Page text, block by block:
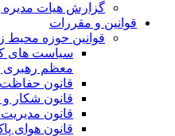
گزارش هیات مدیره
قوانین و مقررات
قوانین حوزه
ﺳﯿﺎﺳﺖ ﻫﺎی
معظم رهبری
قانون
قانون شکار
قانون مدیریت
قانون هوای